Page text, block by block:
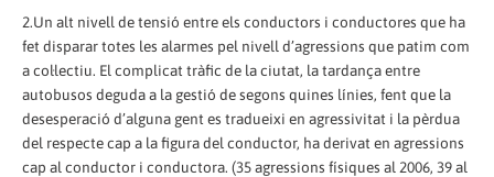
2.Un alt nivell de tensió entre els conductors i conductores que ha
fet disparar totes les alarmes pel nivell d’agressions que patim com
a col·lectiu. El complicat tràfic de la ciutat, la tardança entre
autobusos deguda a la gestió de segons quines línies, fent que la
desesperació d’alguna gent es tradueixi en agressivitat i la pèrdua
del respecte cap a la figura del conductor, ha derivat en agressions
cap al conductor i conductora. (35 agressions físiques al 2006, 39 al